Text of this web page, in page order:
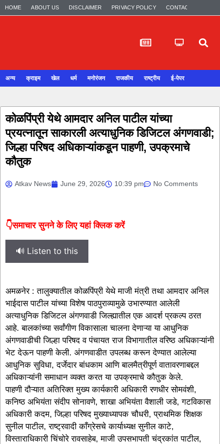
HOME ABOUT US DISCLAIMER PRIVACY POLICY CONTACT US
अन्य क्राइम खेल धर्म मनोरंजन राजकीय राष्ट्रीय ई-पेपर
कोळपिंप्री येथे आमदार अनिल पाटील यांच्या
प्रयत्नातून साकारली अत्याधुनिक डिजिटल अंगणवाडी;
जिल्हा परिषद अधिकाऱ्यांकडून पाहणी, उपक्रमाचे
कौतुक
Atkav News June 29, 2026 10:39 pm No Comments
👇समाचार सुनने के लिए यहां क्लिक करें
🔊 Listen to this
अमळनेर : तालुक्यातील कोळपिंप्री येथे माजी मंत्री तथा आमदार अनिल
भाईदास पाटील यांच्या विशेष पाठपुराव्यामुळे उभारण्यात आलेली
अत्याधुनिक डिजिटल अंगणवाडी जिल्ह्यातील एक आदर्श प्रकल्प ठरत
आहे. बालकांच्या सर्वांगीण विकासाला चालना देणाऱ्या या आधुनिक
अंगणवाडीची जिल्हा परिषद व पंचायत राज विभागातील वरिष्ठ अधिकाऱ्यांनी
भेट देऊन पाहणी केली. अंगणवाडीत उपलब्ध करून देण्यात आलेल्या
आधुनिक सुविधा, दर्जेदार बांधकाम आणि बालमैत्रीपूर्ण वातावरणाबद्दल
अधिकाऱ्यांनी समाधान व्यक्त करत या उपक्रमाचे कौतुक केले.
पाहणी दौऱ्यात अतिरिक्त मुख्य कार्यकारी अधिकारी रणधीर सोमवंशी,
कनिष्ठ अभियंता संदीप सोनावणे, शाखा अभियंता वैशाली जडे, गटविकास
अधिकारी कदम, जिल्हा परिषद मुख्याध्यापक चौधरी, प्राथमिक शिक्षक
सुनील पाटील, राष्ट्रवादी काँग्रेसचे कार्याध्यक्ष सुनील काटे,
विस्ताराधिकारी चिंचोरे रावसाहेब, माजी उपसभापती चंद्रकांत पाटील,